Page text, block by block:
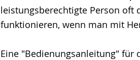
leistungsberechtigte Person oft
funktionieren, wenn man mit
Eine "Bedienungsanleitung" für